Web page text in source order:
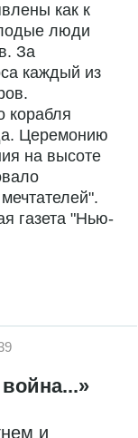
как к
люди
За
каждый из
корабля
Церемонию
на высоте
газета "Нью-
и